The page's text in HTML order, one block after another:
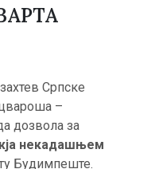
Српске
–
дозвола за
некадашњем
Будимпеште.